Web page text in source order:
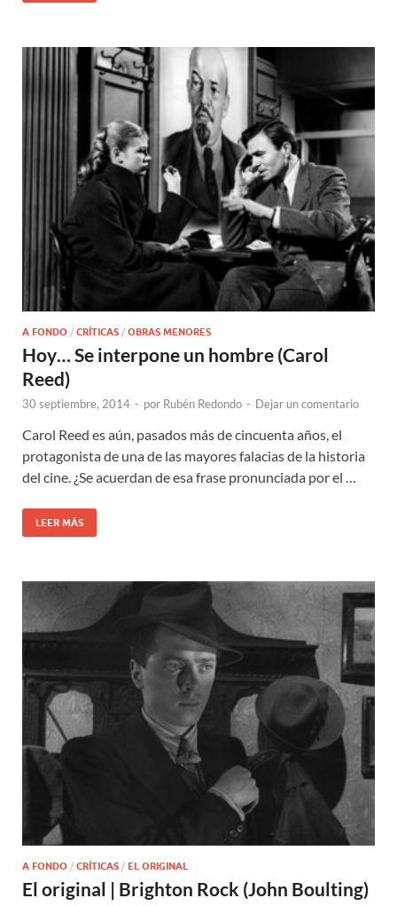
A FONDO / CRÍTICAS / OBRAS MENORES
Hoy… Se interpone un hombre (Carol
Reed)
30 septiembre, 2014 - por Rubén Redondo - Dejar un comentario
Carol Reed es aún, pasados más de cincuenta años, el
protagonista de una de las mayores falacias de la historia
del cine. ¿Se acuerdan de esa frase pronunciada por el …
LEER MÁS
A FONDO / CRÍTICAS / EL ORIGINAL
El original | Brighton Rock (John Boulting)